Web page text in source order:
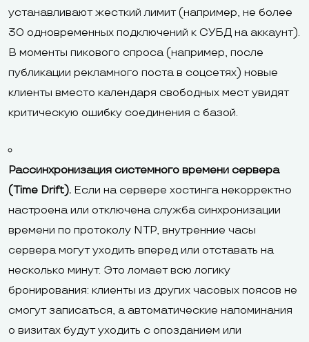
устанавливают жесткий лимит (например, не более
30 одновременных подключений к СУБД на аккаунт).
В моменты пикового спроса (например, после
публикации рекламного поста в соцсетях) новые
клиенты вместо календаря свободных мест увидят
критическую ошибку соединения с базой.
Рассинхронизация системного времени сервера
(Time Drift). Если на сервере хостинга некорректно
настроена или отключена служба синхронизации
времени по протоколу NTP, внутренние часы
сервера могут уходить вперед или отставать на
несколько минут. Это ломает всю логику
бронирования: клиенты из других часовых поясов не
смогут записаться, а автоматические напоминания
о визитах будут уходить с опозданием или